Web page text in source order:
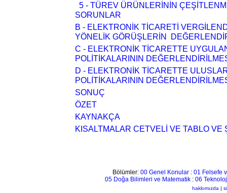
5 - TÜREV ÜRÜNLERİNİN
SORUNLAR
B - ELEKTRONİK TİCARETİ
YÖNELİK GÖRÜŞLERİN
C - ELEKTRONİK TİCARETTE
POLİTİKALARININ
D - ELEKTRONİK TİCARETTE
POLİTİKALARININ
SONUÇ
ÖZET
KAYNAKÇA
KISALTMALAR CETVELİ VE TABLO VE
Bölümler: 00 Genel Konular: 01 Felsefe
05 Doğa Bilimleri ve Matematik : 06
hakkımızda |